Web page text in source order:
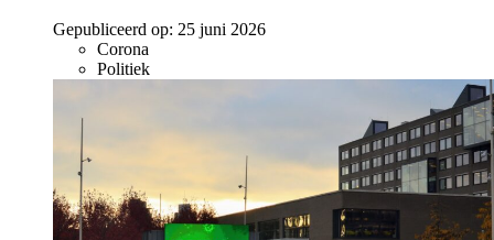
Gepubliceerd op: 25 juni 2026
Corona
Politiek